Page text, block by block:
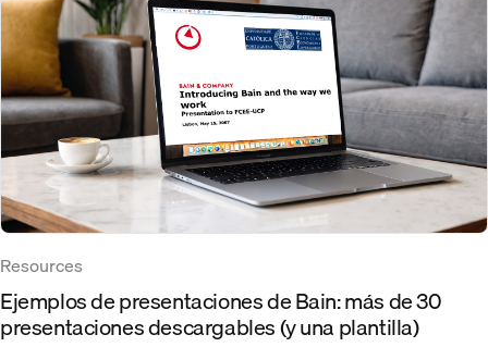
Resources
Ejemplos de presentaciones de Bain: más de 30
presentaciones descargables (y una plantilla)